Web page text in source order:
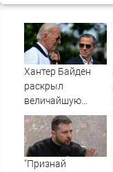
Хантер Байден
раскрыл
величайшую
ошибку своего
отца: бездействие
против Трампа
"Признай